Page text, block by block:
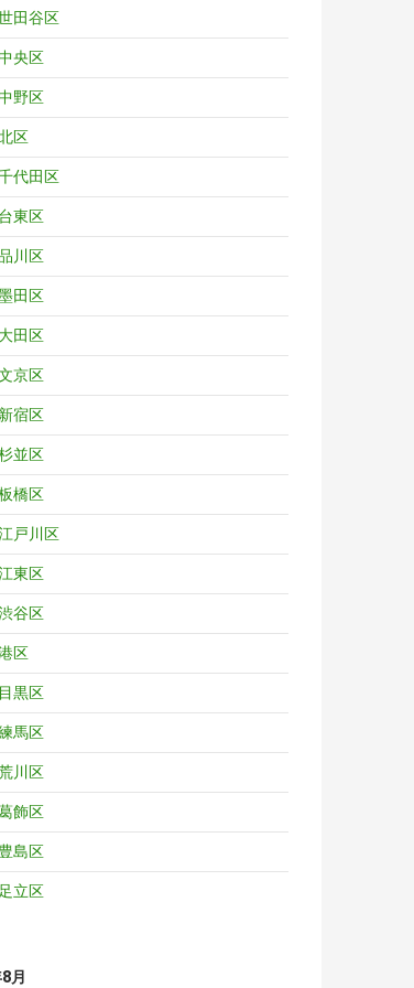
田谷区
央区
野区
区
代田区
東区
川区
田区
田区
京区
宿区
並区
橋区
戸川区
東区
谷区
区
黒区
馬区
川区
飾区
島区
立区
月